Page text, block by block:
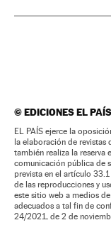
©EDICIONES EL PAÍS
EL PAÍS ejerce la
la elaboración de revistas
también realiza la reserva
comunicación pública de
prevista en el artículo
de las reproducciones y
este sitio web a medios
adecuados a tal fin de
24/2021, de 2 de